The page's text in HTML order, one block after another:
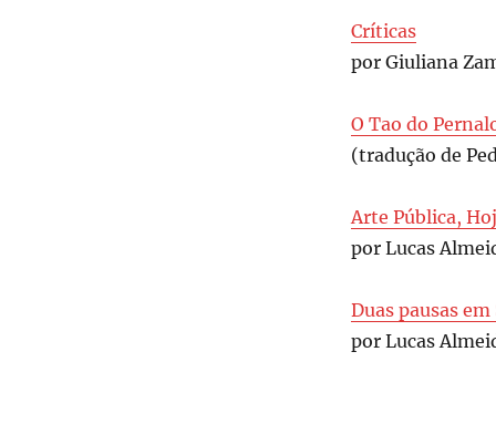
Críticas
por Giuliana
O Tao do
(tradução de
Arte Pública,
por Lucas
Duas pausas
por Lucas